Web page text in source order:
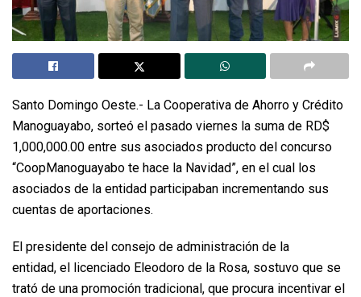
Santo Domingo Oeste.- La Cooperativa de Ahorro y Crédito
Manoguayabo, sorteó el pasado viernes la suma de RD$
1,000,000.00 entre sus asociados producto del concurso
“CoopManoguayabo te hace la Navidad”, en el cual los
asociados de la entidad participaban incrementando sus
cuentas de aportaciones.
El presidente del consejo de administración de la
entidad, el licenciado Eleodoro de la Rosa, sostuvo que se
trató de una promoción tradicional, que procura incentivar el